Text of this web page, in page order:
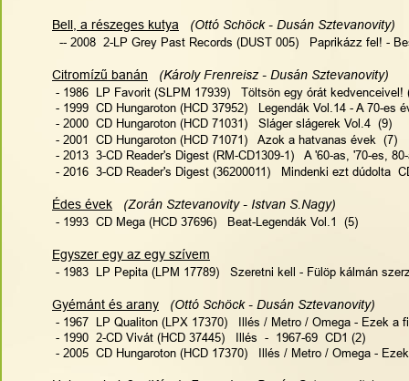
Bell, a részeges kutya
  (Ottó Schöck - Dusán Sztevanovity)
-- 2008  2-LP Grey Past Records (DUST 005)   Paprikázz fel! -
Citromízű banán
(Károly Frenreisz - Dusán Sztevanovity)
- 1986  LP Favorit (SLPM 17939)   Töltsön egy órát kedvenceivel!
- 1999  CD Hungaroton (HCD 37952)   Legendák Vol.14 - A 70-es
- 2000  CD Hungaroton (HCD 71031)   Sláger slágerek Vol.4  (9)
- 2001  CD Hungaroton (HCD 71071)   Azok a hatvanas évek  (7)
- 2013  3-CD Reader's Digest (RM-CD1309-1)   A '60-as, '70-es,
- 2016  3-CD Reader's Digest (36200011)   Mindenki ezt dúdolta
Édes évek
(Zorán Sztevanovity - Istvan S.Nagy)
- 1993  CD Mega (HCD 37696)   Beat-Legendák Vol.1  (5)
Egyszer egy az egy szívem
- 1983  LP Pepita (LPM 17789)   Szeretni kell - Fülöp kálmán
Gyémánt és arany
  (Ottó Schöck - Dusán Sztevanovity)
- 1967  LP Qualiton (LPX 17370)   Illés / Metro / Omega - Ezek a
- 1990  2-CD Vivát (HCD 37445)   Illés  -  1967-69  CD1 (2)
- 2005  CD Hungaroton (HCD 17370)   Illés / Metro / Omega -